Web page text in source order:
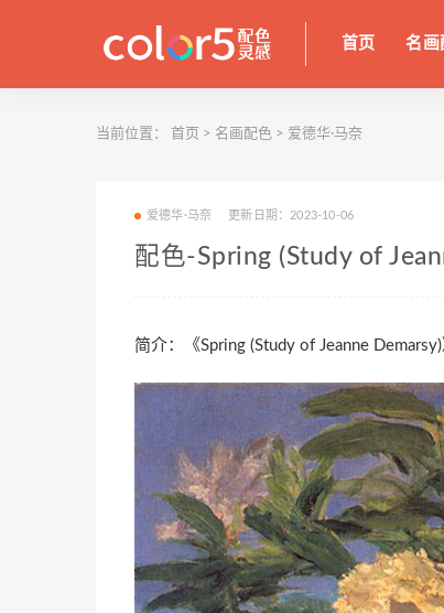
首页 名画
当前位置： 首页 > 名画配色 > 爱德华·马奈
爱德华·马奈 更新日期：2023-10-06
配色-Spring (Study of
简介：《Spring (Study of Jeanne